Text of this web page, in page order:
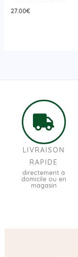
27.00€
LIVRAISON
RAPIDE
directement à
domicile ou en
magasin